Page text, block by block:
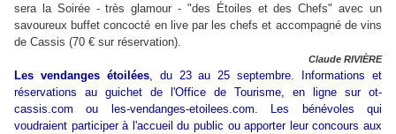
sera la Soirée - très glamour - "des Étoiles et des Chefs" avec un
savoureux buffet concocté en live par les chefs et accompagné de vins
de Cassis (70 € sur réservation).
Claude RIVIÈRE
Les vendanges étoilées, du 23 au 25 septembre. Informations et
réservations au guichet de l'Office de Tourisme, en ligne sur ot-
cassis.com ou les-vendanges-etoilees.com. Les bénévoles qui
voudraient participer à l'accueil du public ou apporter leur concours aux